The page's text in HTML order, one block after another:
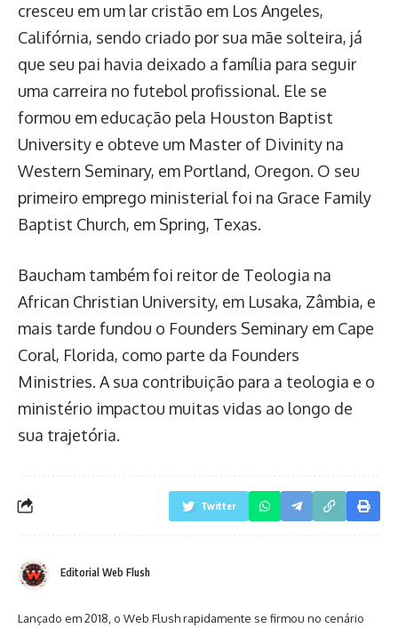
cresceu em um lar cristão em Los Angeles,
Califórnia, sendo criado por sua mãe solteira, já
que seu pai havia deixado a família para seguir
uma carreira no futebol profissional. Ele se
formou em educação pela Houston Baptist
University e obteve um Master of Divinity na
Western Seminary, em Portland, Oregon. O seu
primeiro emprego ministerial foi na Grace Family
Baptist Church, em Spring, Texas.
Baucham também foi reitor de Teologia na
African Christian University, em Lusaka, Zâmbia, e
mais tarde fundou o Founders Seminary em Cape
Coral, Florida, como parte da Founders
Ministries. A sua contribuição para a teologia e o
ministério impactou muitas vidas ao longo de
sua trajetória.
Twitter
Editorial Web Flush
Lançado em 2018, o Web Flush rapidamente se firmou no cenário